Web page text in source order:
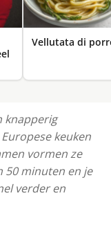
Vellutata di
knapperig
keuken
vormen ze
50 minuten en je
verder en